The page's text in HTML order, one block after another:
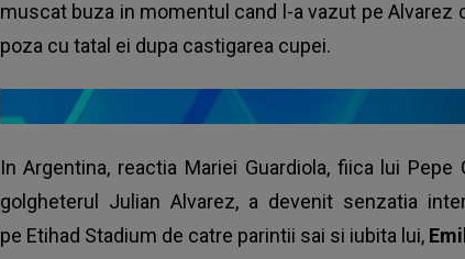
muscat buza in momentul cand l-a vazut pe Alvarez
poza cu tatal ei dupa castigarea cupei.
In Argentina, reactia Mariei Guardiola, fiica lui
golgheterul Julian Alvarez, a devenit senzatia
pe Etihad Stadium de catre parintii sai si iubita lui,